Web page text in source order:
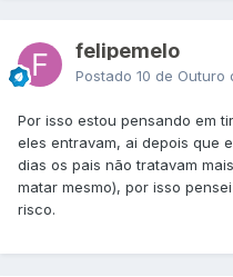
tava alimentando os
imaginado isso kkk.. Os
porque sempre vejo com
Pensando seriamente em
dias, porque da ultima
dias, do nada! Ai pensei
felipemelo
Postado 10 de Outuro
Por isso estou pensando em
eles entravam, ai depois que
dias os pais não tratavam
matar mesmo), por isso
risco.